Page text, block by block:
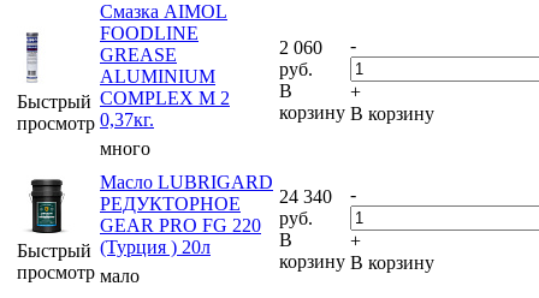
Быстрый
просмотр
Смазка AIMOL
FOODLINE
GREASE
ALUMINIUM
COMPLEX M 2
0,37кг.
много
2 060
руб.
В
корзину
-
+
В корзину
Быстрый
просмотр
Масло LUBRIGARD
РЕДУКТОРНОЕ
GEAR PRO FG 220
(Турция ) 20л
мало
24 340
руб.
В
корзину
-
+
В корзину